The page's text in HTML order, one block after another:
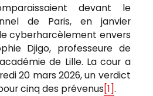
devant le
de Paris, en janvier
cyberharcèlement envers
Djigo, professeure de
de Lille. La cour a
20 mars 2026, un verdict
cinq des prévenus[1].